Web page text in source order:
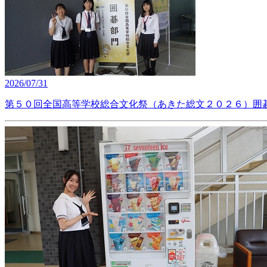
2026/07/31
第５０回全国高等学校総合文化祭（あきた総文２０２６）囲